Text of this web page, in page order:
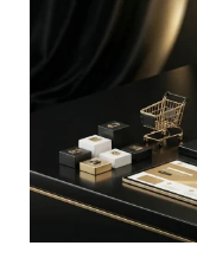
ukrytych
kosztów